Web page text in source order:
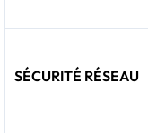
SÉCURITÉ RÉSEAU